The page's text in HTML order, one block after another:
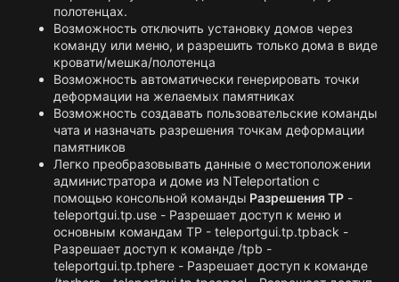
полотенцах.
Возможность отключить установку домов через
команду или меню, и разрешить только дома в виде
кровати/мешка/полотенца
Возможность автоматически генерировать точки
деформации на желаемых памятниках
Возможность создавать пользовательские команды
чата и назначать разрешения точкам деформации
памятников
Легко преобразовывать данные о местоположении
администратора и доме из NTeleportation с
помощью консольной команды Разрешения TP -
teleportgui.tp.use - Разрешает доступ к меню и
основным командам TP - teleportgui.tp.tpback -
Разрешает доступ к команде /tpb -
teleportgui.tp.tphere - Разрешает доступ к команде